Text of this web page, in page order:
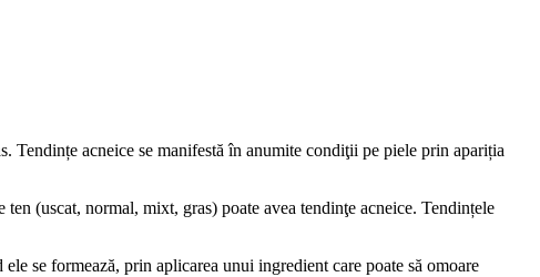
Tendințe acneice se manifestă în anumite condiţii pe piele prin apariția
(uscat, normal, mixt, gras) poate avea tendinţe acneice. Tendințele
se formează, prin aplicarea unui ingredient care poate să omoare